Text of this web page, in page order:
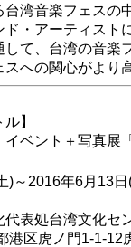
台湾音楽フェスの
・アーティスト
して、台湾の音楽
スへの関心がより
】
イベント＋写真展
)～2016年6月13
代表処台湾文化セ
港区虎ノ門1-1-12